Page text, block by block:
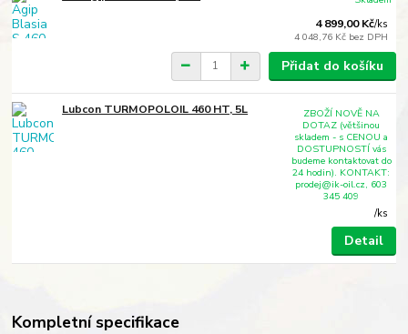
4 899,00 Kč/ks
4 048,76 Kč bez DPH
Přidat do košíku
Lubcon TURMOPOLOIL 460 HT, 5L
/ks
ZBOŽÍ NOVĚ NA
DOTAZ (většinou
skladem - s CENOU a
DOSTUPNOSTÍ vás
budeme kontaktovat do
24 hodin). KONTAKT:
prodej@ik-oil.cz, 603
345 409
Detail
Kompletní specifikace